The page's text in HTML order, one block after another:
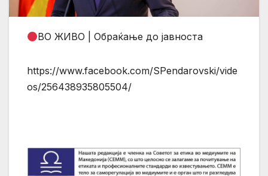
ВО ЖИВО | Обраќање до јавноста
https://www.facebook.com/SPendarovski/vide
os/256438935805504/